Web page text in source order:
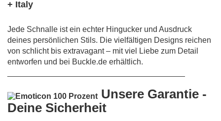
+ Italy
Jede Schnalle ist ein echter Hingucker und Ausdruck
deines persönlichen Stils. Die vielfältigen Designs reichen
von schlicht bis extravagant – mit viel Liebe zum Detail
entworfen und bei Buckle.de erhältlich.
Unsere Garantie -
Deine Sicherheit